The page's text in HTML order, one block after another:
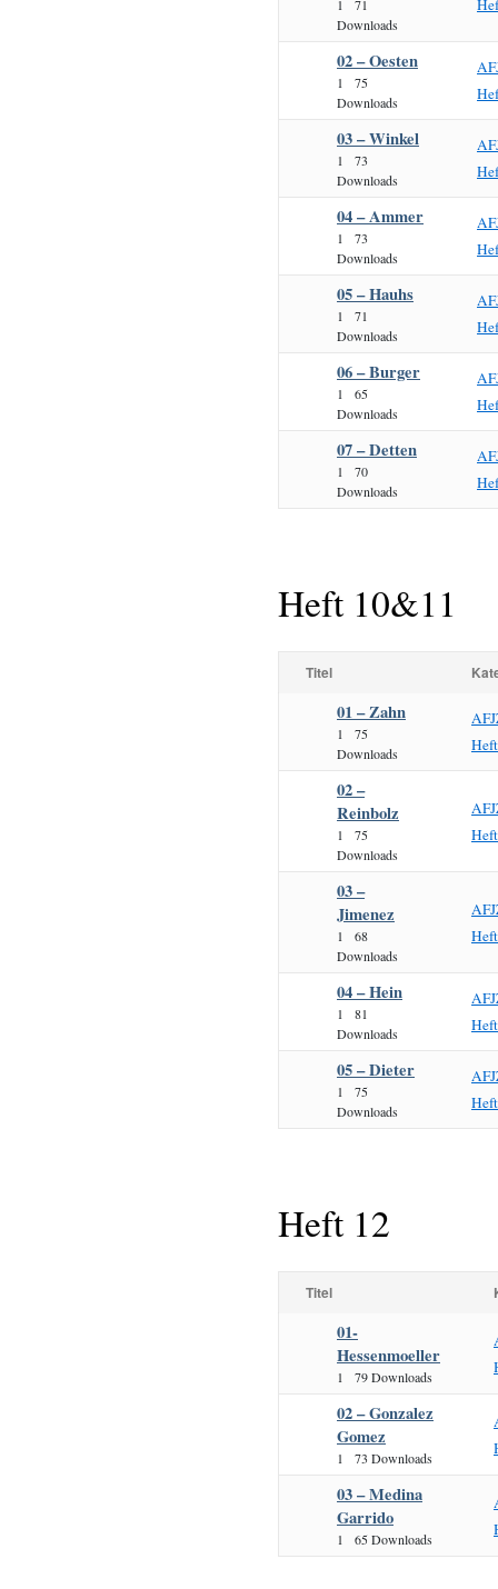
1
71
Downloads
02 – Oesten
1
75
Downloads
03 – Winkel
1
73
Downloads
04 – Ammer
1
73
Downloads
05 – Hauhs
1
71
Downloads
06 – Burger
1
65
Downloads
07 – Detten
1
70
Downloads
Heft 10&11
Titel
01 – Zahn
1
75
Downloads
02 –
Reinbolz
1
75
Downloads
03 –
Jimenez
1
68
Downloads
04 – Hein
1
81
Downloads
05 – Dieter
1
75
Downloads
Heft 12
Titel
01-
Hessenmoeller
1 79 Downloads
02 – Gonzalez
Gomez
1 73 Downloads
03 – Medina
Garrido
1 65 Downloads